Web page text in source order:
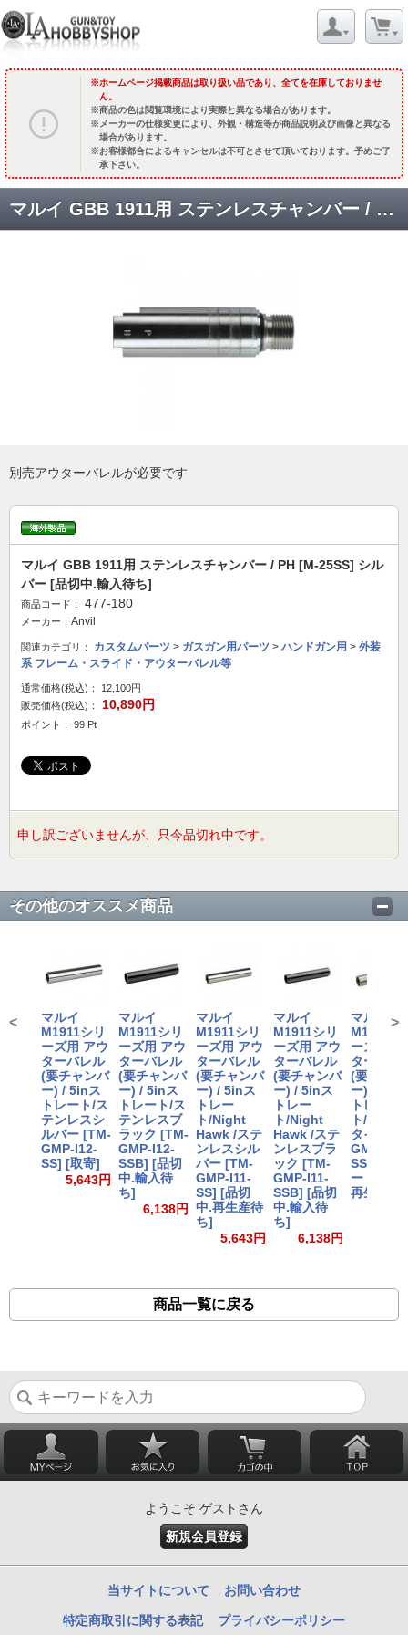
ホームページ掲載商品は取り扱い品であり、全てを在庫しておりませ
ん。
商品の色は閲覧環境により実際と異なる場合があります。
メーカーの仕様変更により、外観・構造等が商品説明及び画像と異なる
場合があります。
お客様都合によるキャンセルは不可とさせて頂いております。予めご了
承下さい。
マルイ GBB 1911用 ステンレスチャンバー / PH [M-25SS] シルバー [品切中.輸入待ち]
別売アウターバレルが必要です
マルイ GBB 1911用 ステンレスチャンバー / PH [M-25SS] シル
バー [品切中.輸入待ち]
商品コード： 477-180
メーカー： Anvil
関連カテゴリ： カスタムパーツ > ガスガン用パーツ > ハンドガン用 > 外装
系 フレーム・スライド・アウターバレル等
通常価格(税込)：
12,100円
販売価格(税込)：
10,890円
ポイント： 99 Pt
申し訳ございませんが、只今品切れ中です。
その他のオススメ商品
マルイ
M1911シリ
ーズ用 アウ
ターバレル
(要チャンバ
ー) / 5inス
トレート/ス
テンレスシ
ルバー [TM-
GMP-I12-
SS] [取寄]
5,643円
マルイ
M1911シリ
ーズ用 アウ
ターバレル
(要チャンバ
ー) / 5inス
トレート/ス
テンレスブ
ラック [TM-
GMP-I12-
SSB] [品切
中.輸入待
ち]
6,138円
マルイ
M1911シリ
ーズ用 アウ
ターバレル
(要チャンバ
ー) / 5inス
トレー
ト/Night
Hawk /ステ
ンレスシル
バー [TM-
GMP-I11-
SS] [品切
中.再生産待
ち]
5,643円
マルイ
M1911シリ
ーズ用 アウ
ターバレル
(要チャンバ
ー) / 5inス
トレー
ト/Night
Hawk /ステ
ンレスブラ
ック [TM-
GMP-I11-
SSB] [品切
中.輸入待
ち]
6,138円
マルイ
M1911シ
ーズ用 ア
ターバレ
(要チャ
ー) / 5in
トレー
ト/
タイプ
GMP-I13-
SS] シル
ー [品切
再生産待
< >
商品一覧に戻る
ようこそ ゲストさん
新規会員登録
当サイトについて お問い合わせ
特定商取引に関する表記 プライバシーポリシー